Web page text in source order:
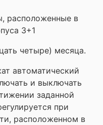
расположенные в
3+1
четыре) месяца.
автоматический
и выключать
заданной
при
расположенном в